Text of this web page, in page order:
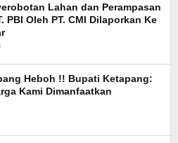
Lahan dan Perampasan
PBI Oleh PT. CMI Dilaporkan Ke
Heboh !! Bupati Ketapang:
Kami Dimanfaatkan